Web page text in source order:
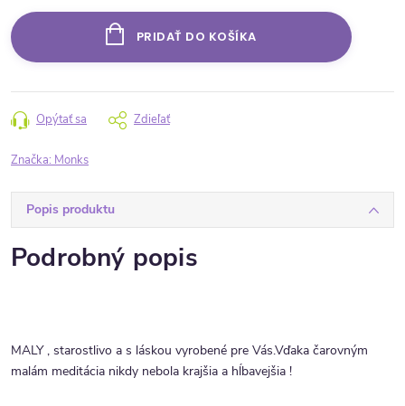
PRIDAŤ DO KOŠÍKA
Opýtať sa Zdieľať
Značka: Monks
Popis produktu
Podrobný popis
MALY , starostlivo a s láskou vyrobené pre Vás.Vďaka čarovným
malám meditácia nikdy nebola krajšia a hĺbavejšia !